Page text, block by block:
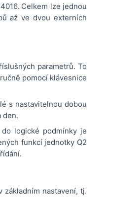
Celkem lze jednou
až ve dvou externích
parametrů. To
pomocí klávesnice
s nastavitelnou dobou
den.
logické podmínky je
funkcí jednotky Q2
základním nastavení, tj.